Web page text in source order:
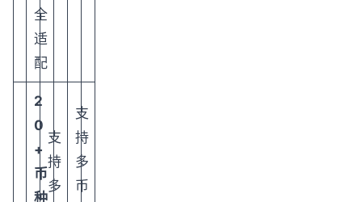
全
适
配
2
0
+
币
种
支
持
多
支
持
多
币